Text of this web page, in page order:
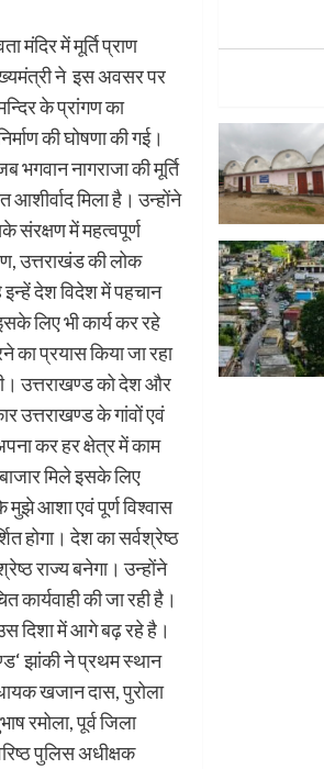
मंदिर में मूर्ति प्राण
ने इस अवसर पर
के प्रांगण का
की घोषणा की गई।
भगवान नागराजा की मूर्ति
आशीर्वाद मिला है। उन्होंने
संरक्षण में महत्वपूर्ण
उत्तराखंड की लोक
देश विदेश में पहचान
लिए भी कार्य कर रहे
का प्रयास किया जा रहा
उत्तराखण्ड को देश और
उत्तराखण्ड के गांवों एवं
कर हर क्षेत्र में काम
मिले इसके लिए
आशा एवं पूर्ण विश्वास
होगा। देश का सर्वश्रेष्ठ
राज्य बनेगा। उन्होंने
की जा रही है।
दिशा में आगे बढ़ रहे है।
झांकी ने प्रथम स्थान
खजान दास, पुरोला
रमोला, पूर्व जिला
पुलिस अधीक्षक